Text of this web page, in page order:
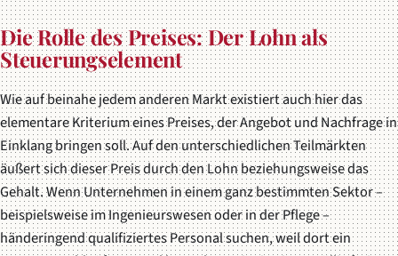
Die Rolle des Preises: Der Lohn als
Steuerungselement
Wie auf beinahe jedem anderen Markt existiert auch hier das
elementare Kriterium eines Preises, der Angebot und Nachfrage in
Einklang bringen soll. Auf den unterschiedlichen Teilmärkten
äußert sich dieser Preis durch den Lohn beziehungsweise das
Gehalt. Wenn Unternehmen in einem ganz bestimmten Sektor –
beispielsweise im Ingenieurswesen oder in der Pflege –
händeringend qualifiziertes Personal suchen, weil dort ein